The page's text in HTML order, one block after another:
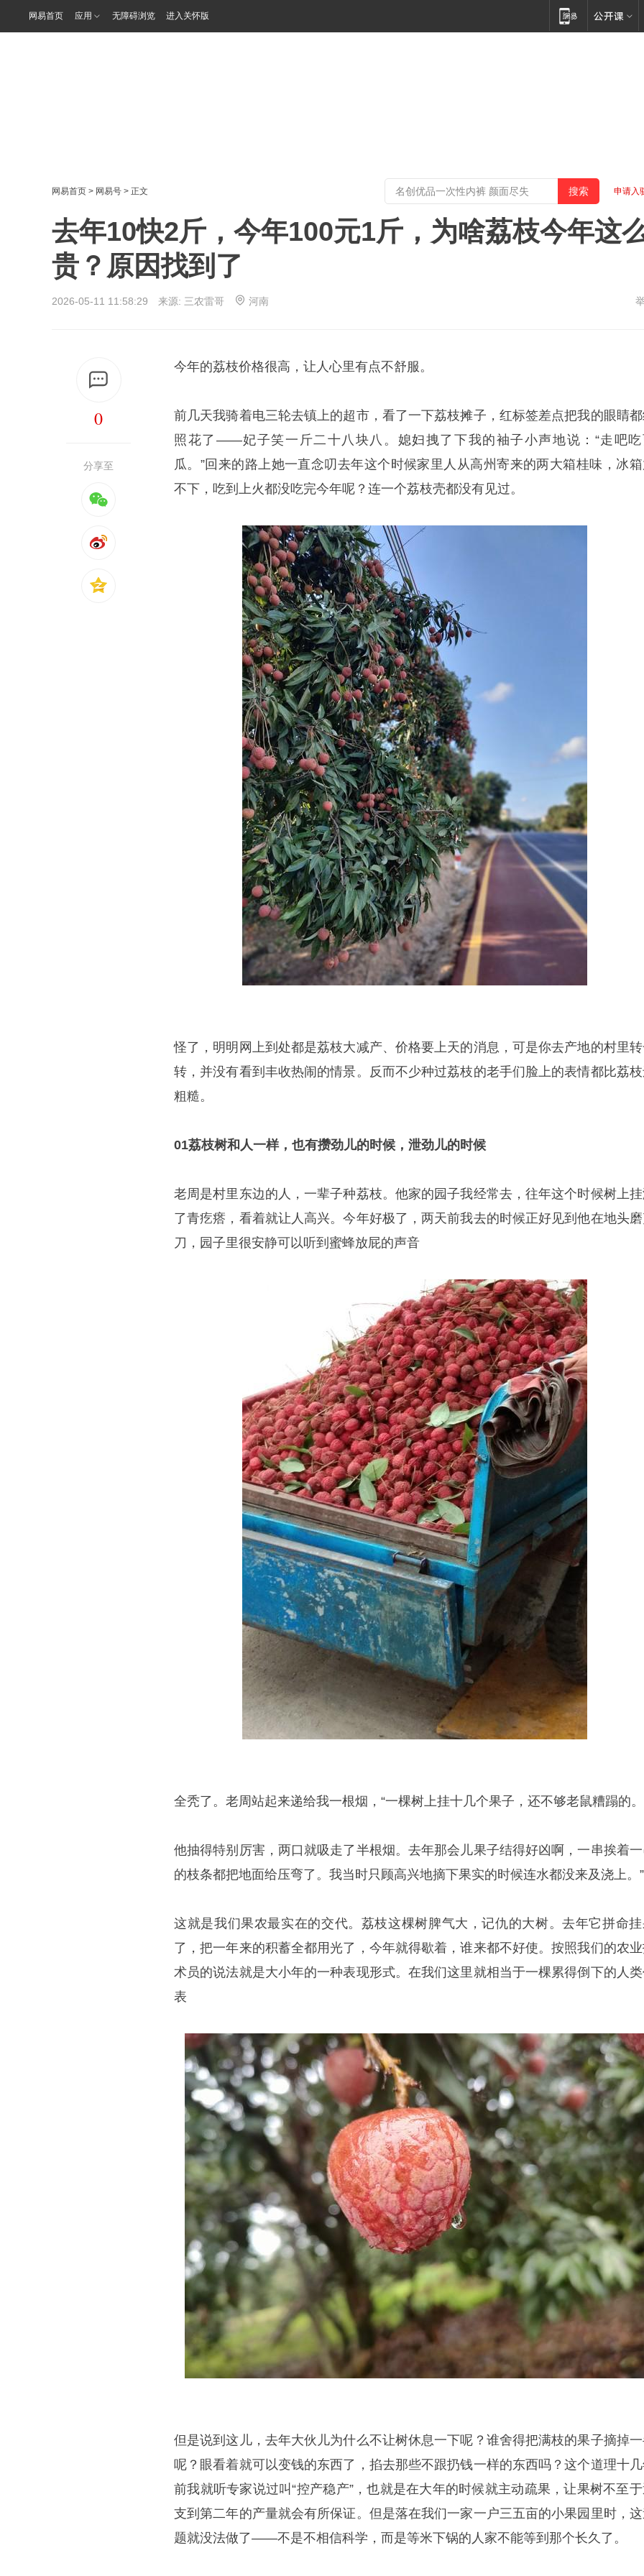
网易首页 应用 无障碍浏览 进入关怀版
网易首页 > 网易号 > 正文 申请入
去年10快2斤，今年100元1斤，为啥荔枝今年这
贵？原因找到了
2026-05-11 11:58:29 来源: 三农雷哥 河南
0
分享至
今年的荔枝价格很高，让人心里有点不舒服。
前几天我骑着电三轮去镇上的超市，看了一下荔枝摊子，红标签差点把我的眼睛
照花了——妃子笑一斤二十八块八。媳妇拽了下我的袖子小声地说：“走吧吃
瓜。”回来的路上她一直念叨去年这个时候家里人从高州寄来的两大箱桂味，冰
不下，吃到上火都没吃完今年呢？连一个荔枝壳都没有见过。
怪了，明明网上到处都是荔枝大减产、价格要上天的消息，可是你去产地的村里
转，并没有看到丰收热闹的情景。反而不少种过荔枝的老手们脸上的表情都比荔
粗糙。
01荔枝树和人一样，也有攒劲儿的时候，泄劲儿的时候
老周是村里东边的人，一辈子种荔枝。他家的园子我经常去，往年这个时候树上
了青疙瘩，看着就让人高兴。今年好极了，两天前我去的时候正好见到他在地头
刀，园子里很安静可以听到蜜蜂放屁的声音
全秃了。老周站起来递给我一根烟，“一棵树上挂十几个果子，还不够老鼠糟蹋的。
他抽得特别厉害，两口就吸走了半根烟。去年那会儿果子结得好凶啊，一串挨着
的枝条都把地面给压弯了。我当时只顾高兴地摘下果实的时候连水都没来及浇上。”
这就是我们果农最实在的交代。荔枝这棵树脾气大，记仇的大树。去年它拼命
了，把一年来的积蓄全都用光了，今年就得歇着，谁来都不好使。按照我们的农
术员的说法就是大小年的一种表现形式。在我们这里就相当于一棵累得倒下的人
表
但是说到这儿，去年大伙儿为什么不让树休息一下呢？谁舍得把满枝的果子摘掉
呢？眼看着就可以变钱的东西了，掐去那些不跟扔钱一样的东西吗？这个道理十
前我就听专家说过叫“控产稳产”，也就是在大年的时候就主动疏果，让果树不至
支到第二年的产量就会有所保证。但是落在我们一家一户三五亩的小果园里时，
题就没法做了——不是不相信科学，而是等米下锅的人家不能等到那个长久了。